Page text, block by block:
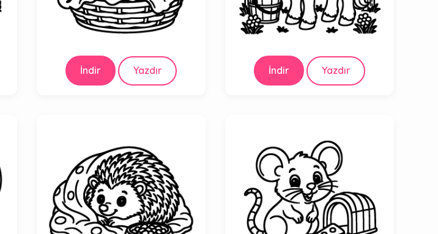
İndir Yazdır İndir Yazdır